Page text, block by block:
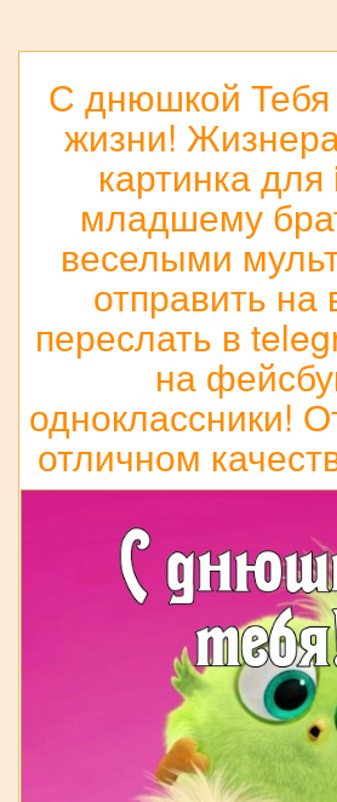
С днюшкой Тебя
жизни!
картинка
младшему
веселыми
отправить на
переслать в
на
одноклассники!
отличном